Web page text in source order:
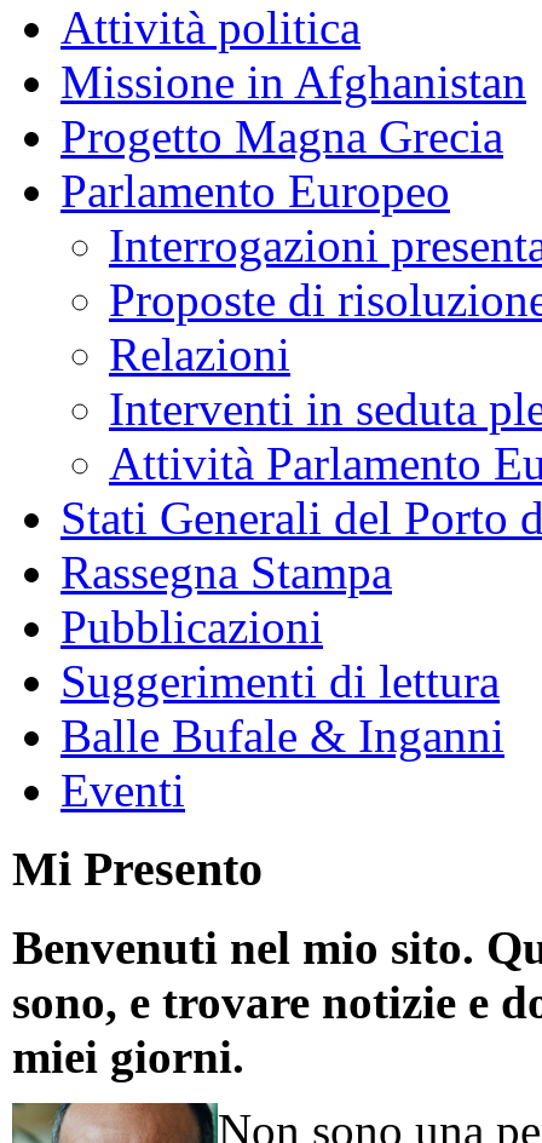
Attività politica
Missione in Afghanistan
Progetto Magna Grecia
Parlamento Europeo
Interrogazioni
Proposte di
Relazioni
Interventi in seduta
Attività Parlamento
Stati Generali del Porto
Rassegna Stampa
Pubblicazioni
Suggerimenti di lettura
Balle Bufale & Inganni
Eventi
Mi Presento
Benvenuti nel mio sito.
sono, e trovare notizie e
miei giorni.
Non sono una